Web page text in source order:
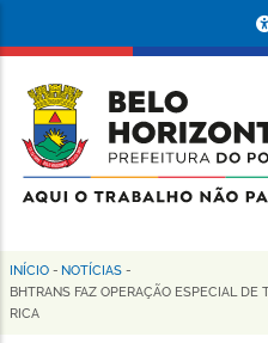
conteúdo
principal
da
Prefeitura
de
Horizonte
Trilha
de
INÍCIO - NOTÍCIAS -
BHTRANS FAZ OPERAÇÃO ESPECIAL DE
RICA